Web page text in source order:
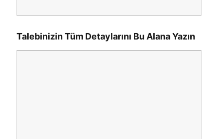
Talebinizin Tüm Detaylarını Bu Alana Yazın